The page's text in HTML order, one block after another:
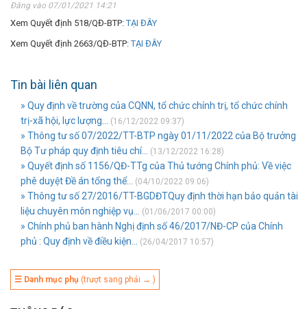
Đăng vào 07/01/2021 14:21
Xem Quyết định 518/QĐ-BTP:TẠI ĐÂY
Xem Quyết định 2663/QĐ-BTP:TẠI ĐÂY
Tin bài liên quan
» Quy định về trường của CQNN, tổ chức chính trị, tổ chức chính
trị-xã hội, lực lượng...
(16/12/2022 09:37)
» Thông tư số 07/2022/TT-BTP ngày 01/11/2022 của Bộ trưởng
Bộ Tư pháp quy định tiêu chí...
(13/12/2022 16:28)
» Quyết định số 1156/QĐ-TTg của Thủ tướng Chính phủ: Về việc
phê duyệt Đề án tổng thể...
(04/10/2022 09:06)
» Thông tư số 27/2016/TT-BGDĐTQuy định thời hạn bảo quản tài
liệu chuyên môn nghiệp vụ...
(01/06/2017 00:00)
» Chính phủ ban hành Nghị định số 46/2017/NĐ-CP của Chính
phủ : Quy định về điều kiện...
(26/04/2017 10:57)
☰ Danh mục phụ (trượt sang phải → )